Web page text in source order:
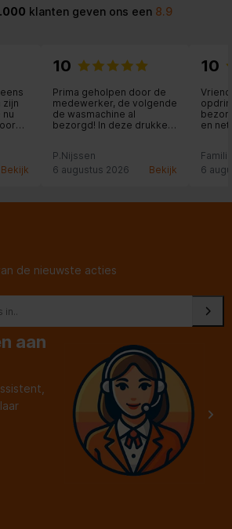
klanten geven ons een8.9
zijn
nu
heb
Bekijk
10
Prima geholpen door de
medewerker, de volgende
de wasmachine al
bezorgd! In deze drukke
P.Nijssen
6 augustus 2026
Bekijk
10
en
6
de nieuwste acties
aan